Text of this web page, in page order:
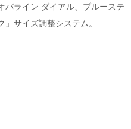
パライン ダイアル、ブルーステ
サイズ調整システム。